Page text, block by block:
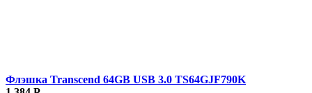
Флэшка Transcend 64GB USB 3.0 TS64GJF790K